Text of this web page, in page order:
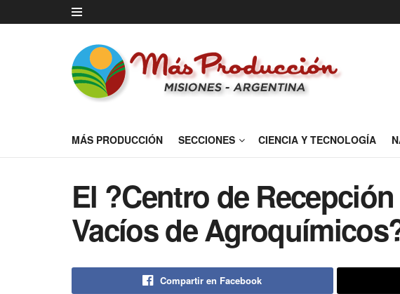
MÁS PRODUCCIÓN SECCIONES CIENCIA Y TECNOLOGÍA
El ?Centro de
Vacíos de
Compartir en Facebook